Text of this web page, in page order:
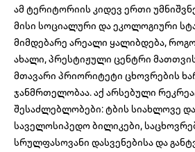
ამ ტერიტორიის კიდევ ერთი
მისი სოციალური და ეკოლოგიური
მიმდებარე არეალი ყალიბდება,
ახალი, პრესტიჟული ცენტრი
მთავარი პრიორიტეტი ცხოვრების
ჯანმრთელობაა. აქ არსებული
შესაძლებლობები: ტბის სიახლოვე
საველოსიპედო ბილიკები,
სრულფასოვანი დასვენებისა და